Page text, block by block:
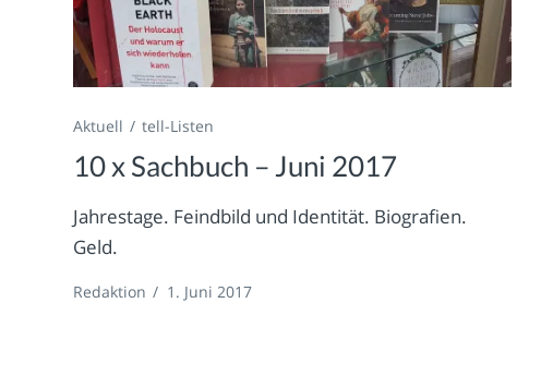
Aktuell tell-Listen
10 x Sachbuch – Juni 2017
Jahrestage. Feindbild und Identität. Biografien.
Geld.
Redaktion / 1. Juni 2017